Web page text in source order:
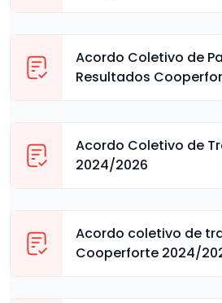
Acordo Coletivo de
Resultados
Acordo Coletivo de
2024/2026
Acordo coletivo de
Cooperforte 2024/